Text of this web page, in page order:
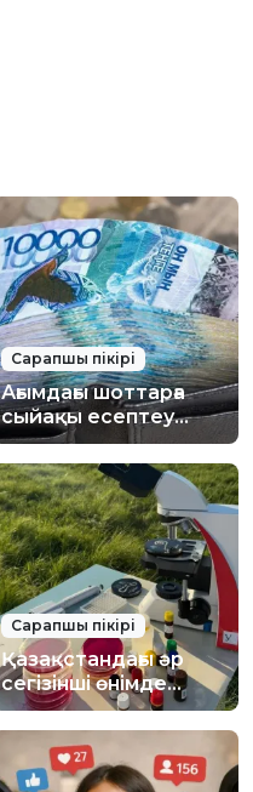
Сарапшы пікірі
Ағымдағы шоттарға
сыйақы есептеу
азаматтарға,
бизнеске және
банктерге қалай
әсер етеді – сарапшы
пікірі
Сарапшы пікірі
Қазақстандағы әр
сегізінші өнімде
заңбұзушылық бар:
азық-түлік алаяқтығы
қалай жұмыс істейді